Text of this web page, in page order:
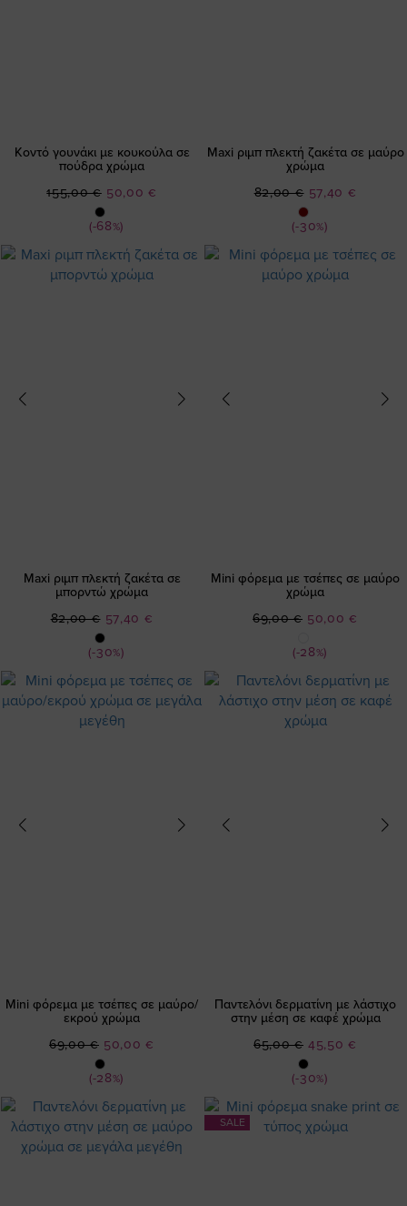
Κοντό γουνάκι με κουκούλα σε
πούδρα χρώμα
(-68%)
Ειδική
50,00 €
155,00 €
Maxi ριμπ πλεκτή ζακέτα σε μαύρο
χρώμα
(-30%)
Ειδική
Τιμή
57,40 €
82,00 €
Maxi ριμπ πλεκτή ζακέτα σε
μπορντώ χρώμα
(-30%)
Ειδική
Τιμή
57,40 €
82,00 €
Mini φόρεμα με τσέπες σε μαύρο
χρώμα
(-28%)
Ειδική
50,00 €
69,00 €
Mini φόρεμα με τσέπες σε μαύρο/
εκρού χρώμα
(-28%)
Ειδική
Τιμή
50,00 €
69,00 €
Παντελόνι δερματίνη με λάστιχο
στην μέση σε καφέ χρώμα
(-30%)
Ειδική
Τιμή
45,50 €
65,00 €
SALE